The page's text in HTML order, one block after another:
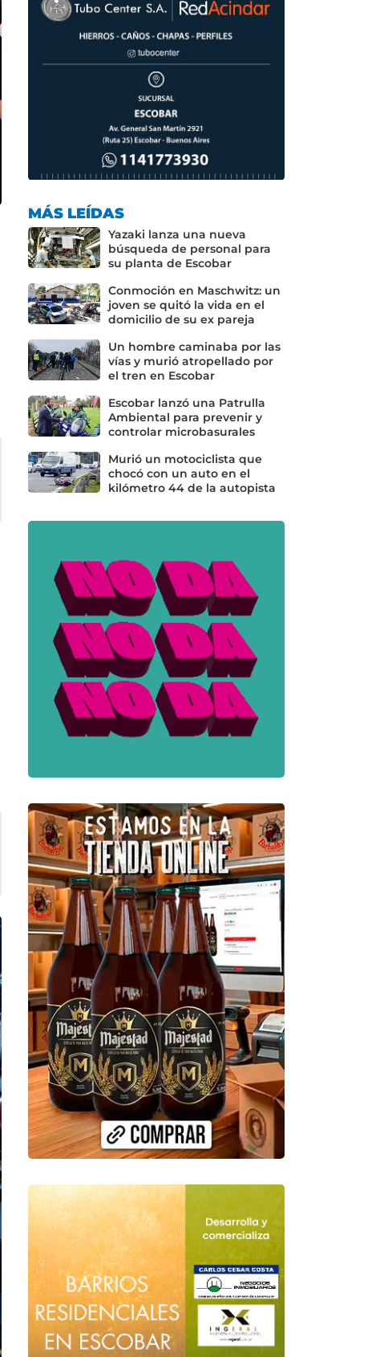
MÁS LEÍDAS
Yazaki lanza una nueva
búsqueda de personal para
su planta de Escobar
Conmoción en Maschwitz: un
joven se quitó la vida en el
domicilio de su ex pareja
Un hombre caminaba por las
vías y murió atropellado por
el tren en Escobar
Escobar lanzó una Patrulla
Ambiental para prevenir y
controlar microbasurales
Murió un motociclista que
chocó con un auto en el
kilómetro 44 de la autopista